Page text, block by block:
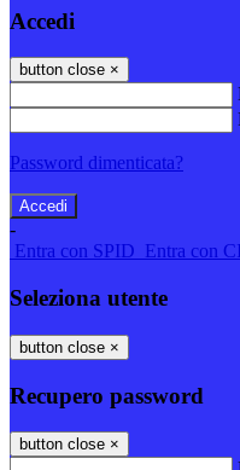
Accedi
button close ×
Password dimenticata?
-
Entra con SPID Entra con
Seleziona utente
button close ×
Recupero password
button close ×